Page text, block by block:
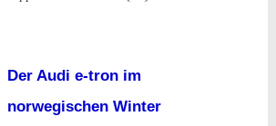
Der Audi e-tron im
norwegischen Winter